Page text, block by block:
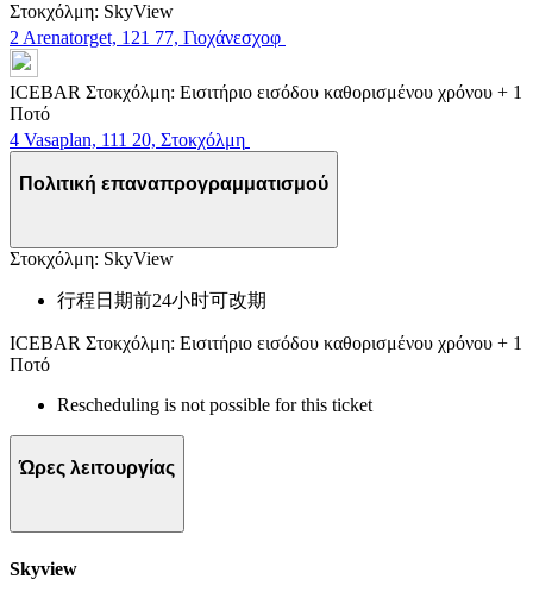
Στοκχόλμη: SkyView
2 Arenatorget, 121 77, Γιοχάνεσχοφ
ICEBAR Στοκχόλμη: Εισιτήριο εισόδου καθορισμένου χρόνου + 1
Ποτό
4 Vasaplan, 111 20, Στοκχόλμη
Πολιτική επαναπρογραμματισμού
Στοκχόλμη: SkyView
行程日期前24小时可改期
ICEBAR Στοκχόλμη: Εισιτήριο εισόδου καθορισμένου χρόνου + 1
Ποτό
Rescheduling is not possible for this ticket
Ώρες λειτουργίας
Skyview